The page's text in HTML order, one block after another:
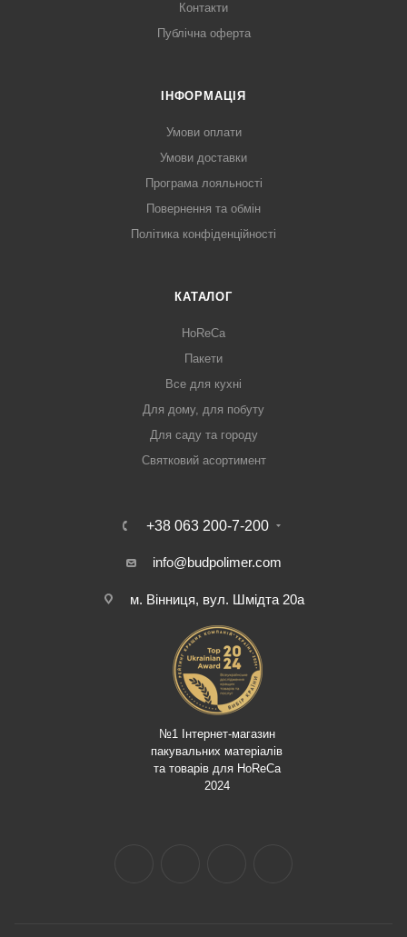
Контакти
Публічна оферта
ІНФОРМАЦІЯ
Умови оплати
Умови доставки
Програма лояльності
Повернення та обмін
Політика конфіденційності
КАТАЛОГ
HoReCa
Пакети
Все для кухні
Для дому, для побуту
Для саду та городу
Святковий асортимент
+38 063 200-7-200
info@budpolimer.com
м. Вінниця, вул. Шмідта 20а
№1 Інтернет-магазин
пакувальних матеріалів
та товарів для HoReCa
2024